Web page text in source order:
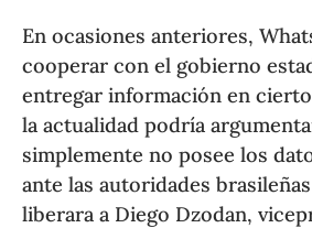
En ocasiones anteriores,
cooperar con el gobierno
entregar información en
la actualidad podría
simplemente no posee los
ante las autoridades
liberara a Diego Dzodan,